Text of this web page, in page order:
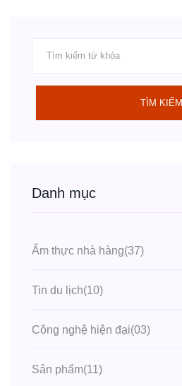
TÌM KIẾM
Danh mục
Ẩm thực nhà hàng(37)
Tin du lịch(10)
Công nghệ hiện đại(03)
Sản phẩm(11)